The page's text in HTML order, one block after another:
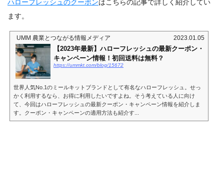
ハローフレッシュのクーポンはこちらの記事で詳しく紹介してい
ます。
UMM 農業とつながる情報メディア 2023.01.05
【2023年最新】ハローフレッシュの最新クーポン・
キャンペーン情報！初回送料は無料？
https://ummkt.com/blog/15672
世界人気No.1のミールキットブランドとして有名なハローフレッシュ。せっ
かく利用するなら、お得に利用したいですよね。そう考えている人に向け
て、今回はハローフレッシュの最新クーポン・キャンペーン情報を紹介しま
す。クーポン・キャンペーンの適用方法も紹介す...